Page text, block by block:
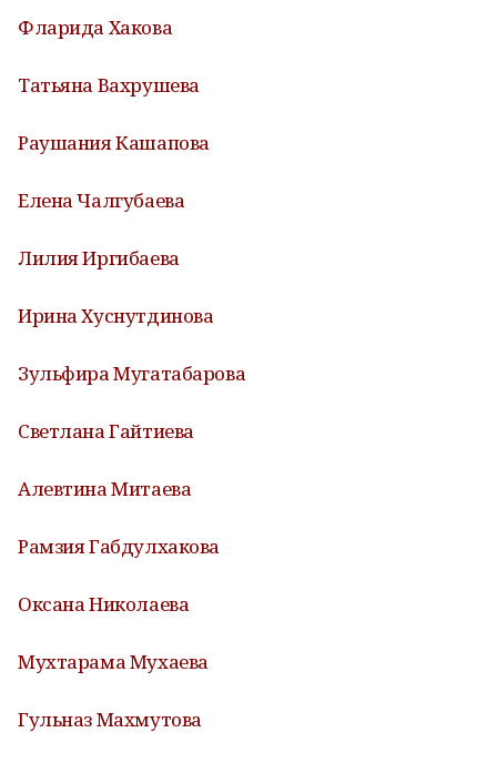
Фларида Хакова
Татьяна Вахрушева
Раушания Кашапова
Елена Чалгубаева
Лилия Иргибаева
Ирина Хуснутдинова
Зульфира Мугатабарова
Светлана Гайтиева
Алевтина Митаева
Рамзия Габдулхакова
Оксана Николаева
Мухтарама Мухаева
Гульназ Махмутова